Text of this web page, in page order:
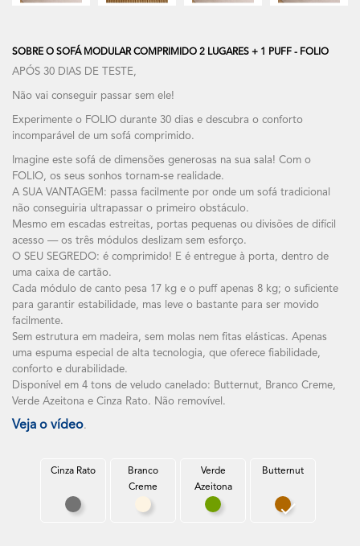
SOBRE O SOFÁ MODULAR COMPRIMIDO 2 LUGARES + 1 PUFF - FOLIO
APÓS 30 DIAS DE TESTE,
Não vai conseguir passar sem ele!
Experimente o FOLIO durante 30 dias e descubra o conforto
incomparável de um sofá comprimido.
Imagine este sofá de dimensões generosas na sua sala! Com o
FOLIO, os seus sonhos tornam-se realidade.
A SUA VANTAGEM: passa facilmente por onde um sofá tradicional
não conseguiria ultrapassar o primeiro obstáculo.
Mesmo em escadas estreitas, portas pequenas ou divisões de difícil
acesso — os três módulos deslizam sem esforço.
O SEU SEGREDO: é comprimido! E é entregue à porta, dentro de
uma caixa de cartão.
Cada módulo de canto pesa 17 kg e o puff apenas 8 kg; o suficiente
para garantir estabilidade, mas leve o bastante para ser movido
facilmente.
Sem estrutura em madeira, sem molas nem fitas elásticas. Apenas
uma espuma especial de alta tecnologia, que oferece fiabilidade,
conforto e durabilidade.
Disponível em 4 tons de veludo canelado: Butternut, Branco Creme,
Verde Azeitona e Cinza Rato. Não removível.
Veja o vídeo.
Cinza Rato
Cinza Rato
Branco
Creme
Branco Creme
Verde
Azeitona
Verde Azeitona
Butternut
Butternut